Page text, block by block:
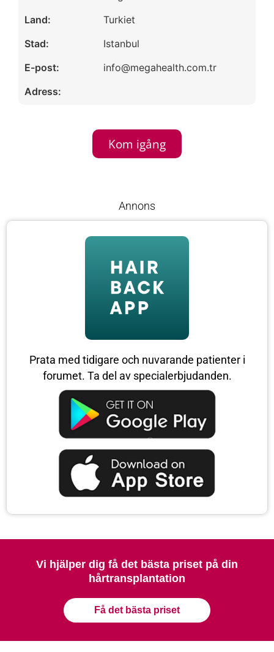
Land:
Stad:
E-post:
Adress:
Turkiet
Istanbul
info@megahealth.com.tr
Kom igång
Annons
Prata med tidigare och nuvarande patienter i
forumet. Ta del av specialerbjudanden.
Vi hjälper dig få det bästa priset på din
hårtransplantation
Få det bästa priset